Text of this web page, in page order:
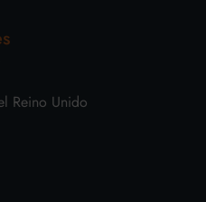
Reino Unido